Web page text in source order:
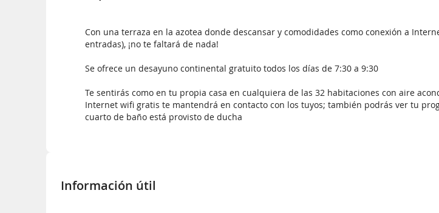
Con una terraza en la azotea donde descansar y comodidades como conexión a
entradas), ¡no te faltará de nada!
Se ofrece un desayuno continental gratuito todos los días de 7:30 a 9:30
Te sentirás como en tu propia casa en cualquiera de las 32 habitaciones con aire
Internet wifi gratis te mantendrá en contacto con los tuyos; también podrás ver tu
cuarto de baño está provisto de ducha
Información útil